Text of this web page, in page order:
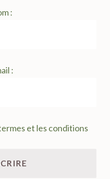
:
:
et les conditions